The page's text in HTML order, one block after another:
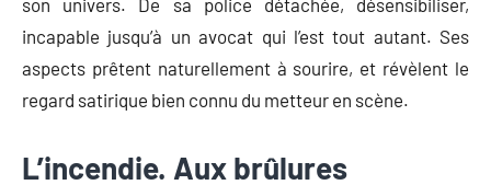
incapable jusqu’à un avocat qui l’est tout autant. Ses
aspects prêtent naturellement à sourire, et révèlent le
regard satirique bien connu du metteur en scène.
L’incendie. Aux brûlures